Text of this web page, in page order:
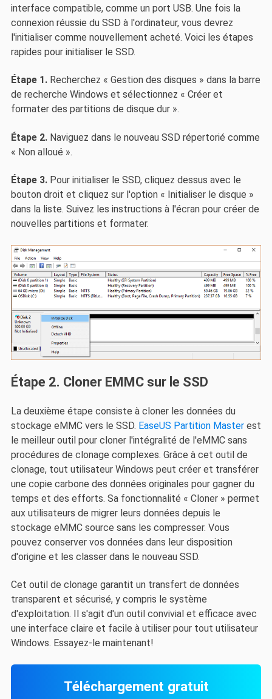
interface compatible, comme un port USB. Une fois la
connexion réussie du SSD à l'ordinateur, vous devrez
l'initialiser comme nouvellement acheté. Voici les étapes
rapides pour initialiser le SSD.
Étape 1.Recherchez « Gestion des disques » dans la barre
de recherche Windows et sélectionnez « Créer et
formater des partitions de disque dur ».
Étape 2.Naviguez dans le nouveau SSD répertorié comme
« Non alloué ».
Étape 3.Pour initialiser le SSD, cliquez dessus avec le
bouton droit et cliquez sur l'option « Initialiser le disque »
dans la liste. Suivez les instructions à l'écran pour créer de
nouvelles partitions et formater.
Étape 2. Cloner EMMC sur le SSD
La deuxième étape consiste à cloner les données du
stockage eMMC vers le SSD. EaseUS Partition Masterest
le meilleur outil pour cloner l'intégralité de l'eMMC sans
procédures de clonage complexes. Grâce à cet outil de
clonage, tout utilisateur Windows peut créer et transférer
une copie carbone des données originales pour gagner du
temps et des efforts. Sa fonctionnalité « Cloner » permet
aux utilisateurs de migrer leurs données depuis le
stockage eMMC source sans les compresser. Vous
pouvez conserver vos données dans leur disposition
d'origine et les classer dans le nouveau SSD.
Cet outil de clonage garantit un transfert de données
transparent et sécurisé, y compris le système
d'exploitation. Il s'agit d'un outil convivial et efficace avec
une interface claire et facile à utiliser pour tout utilisateur
Windows. Essayez-le maintenant!
Téléchargement gratuit